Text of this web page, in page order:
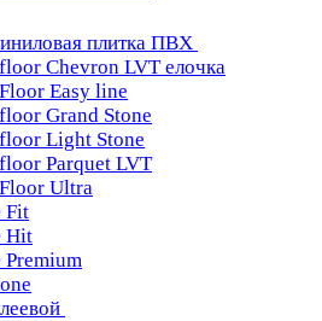
плитка ПВХ
Chevron LVT елочка
Easy line
Grand Stone
Light Stone
Parquet LVT
Ultra
Fit
Hit